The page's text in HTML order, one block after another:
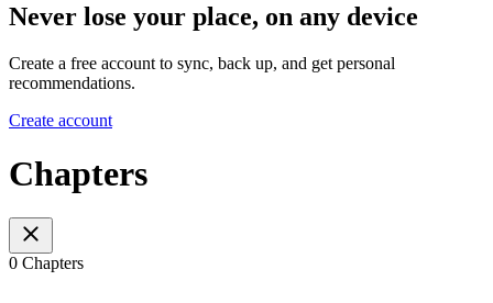
Never lose your place, on any device
Create a free account to sync, back up, and get personal
recommendations.
Create account
Chapters
0 Chapters